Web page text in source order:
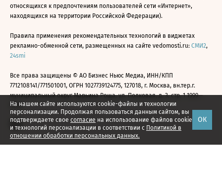
На нашем сайте используются cookie-файлы и технологии
персонализации. Продолжая пользоваться данным сайтом, вы
подтверждаете свое согласие на использование файлов cookie
и технологий персонализации в соответствии с Политикой в
отношении обработки персональных данных.
ОК
относящихся к предпочтениям пользователей сети «Интернет»,
находящихся на территории Российской Федерации).
Правила применения рекомендательных технологий в виджетах
рекламно-обменной сети, размещенных на сайте vedomosti.ru: СМИ2,
24smi
Все права защищены © АО Бизнес Ньюс Медиа, ИНН/КПП
7712108141/771501001, ОГРН 1027739124775, 127018, г. Москва, вн.тер.г.
муниципальный округ Марьина Роща, ул. Полковая, д. 3, стр. 1 1999—
2026